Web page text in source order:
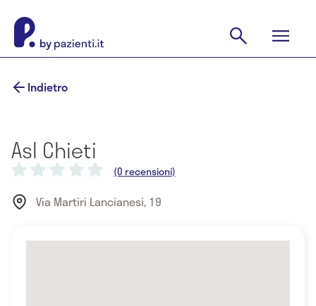
Indietro
Asl Chieti
(0 recensioni)
Via Martiri Lancianesi, 19